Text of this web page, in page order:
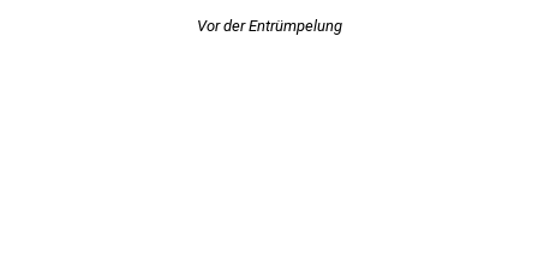
Vor der Entrümpelung